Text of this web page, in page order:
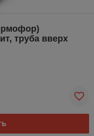
труба вверх